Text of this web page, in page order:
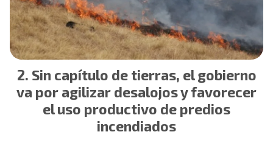
Sin capítulo de tierras, el gobierno
va por agilizar desalojos y favorecer
el uso productivo de predios
incendiados